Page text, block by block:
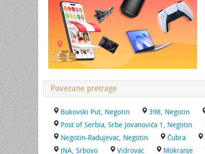
Povezane pretrage
Bukovski Put, Negotin 398, Negotin
Post of Serbia, Srbe Jovanovića 1, Negotin
Negotin-Radujevac, Negotin
Čubra
JNA, Srbovo
Vidrovac Mokranje